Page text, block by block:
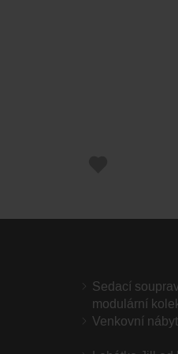
Sedací
modulární
Venkovní